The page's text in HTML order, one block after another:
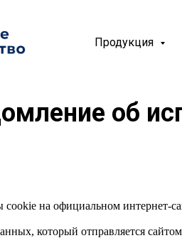
Продукция
об
на официальном интернет-
который отправляется